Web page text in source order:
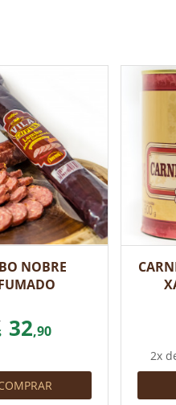
NOBRE
32,90
2x